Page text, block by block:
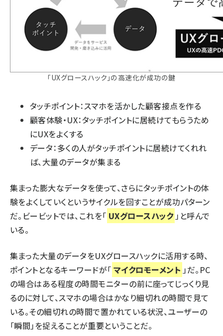
「UXグロースハック」の高速化が成功の鍵
タッチポイント：スマホを活かした顧客接点を作る
顧客体験・UX：タッチポイントに居続けてもらうため
にUXをよくする
データ：多くの人がタッチポイントに居続けてくれれ
ば、大量のデータが集まる
集まった膨大なデータを使って、さらにタッチポイントの体
験をよくしていくというサイクルを回すことが成功パターン
だ。ビービットでは、これを「 UXグロースハック 」と呼んで
いる。
集まった大量のデータをUXグロースハックに活用する時、
ポイントとなるキーワードが「 マイクロモーメント 」だ。PC
の場合はある程度の時間モニターの前に座ってじっくり見
るのに対して、スマホの場合はかなり細切れの時間で見て
いる。その細切れの時間で置かれている状況、ユーザーの
「瞬間」を捉えることが重要ということだ。